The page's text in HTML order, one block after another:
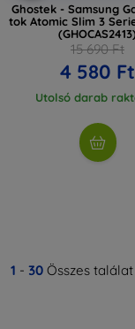
Ghostek - Samsung
tok Atomic Slim 3
15 690 Ft
4 580 Ft
Utolsó darab
1 - 30 Összes találat